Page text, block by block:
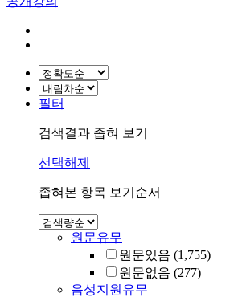
필터
검색결과 좁혀 보기
선택해제
좁혀본 항목 보기순서
원문유무
원문있음 (1,755)
원문없음 (277)
음성지원유무